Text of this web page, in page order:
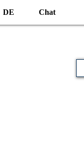
DE Chat